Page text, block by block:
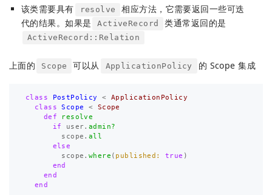
该类需要具有
resolve
相应方法，它需要返回一些可迭
代的结果。如果是
ActiveRecord 类通常返回的是
ActiveRecord::Relation
上面的 Scope 可以从 ApplicationPolicy 的 Scope 集成
class PostPolicy <
ApplicationPolicy
class
Scope <
Scope
def
resolve
if
user. admin?
scope . all
else
scope . where ( published: true )
end
end
end